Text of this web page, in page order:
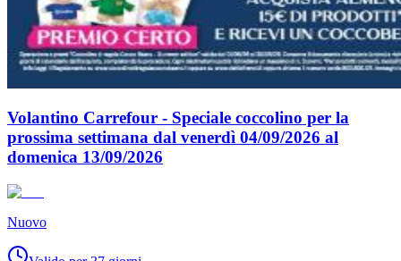
Volantino Carrefour - Speciale coccolino per la
prossima settimana dal venerdì 04/09/2026 al
domenica 13/09/2026
Nuovo